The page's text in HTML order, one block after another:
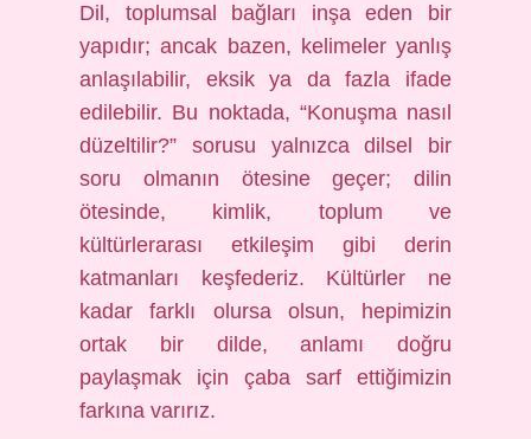
Dil, toplumsal bağları inşa eden bir
yapıdır; ancak bazen, kelimeler yanlış
anlaşılabilir, eksik ya da fazla ifade
edilebilir. Bu noktada, “Konuşma nasıl
düzeltilir?” sorusu yalnızca dilsel bir
soru olmanın ötesine geçer; dilin
ötesinde, kimlik, toplum ve
kültürlerarası etkileşim gibi derin
katmanları keşfederiz. Kültürler ne
kadar farklı olursa olsun, hepimizin
ortak bir dilde, anlamı doğru
paylaşmak için çaba sarf ettiğimizin
farkına varırız.